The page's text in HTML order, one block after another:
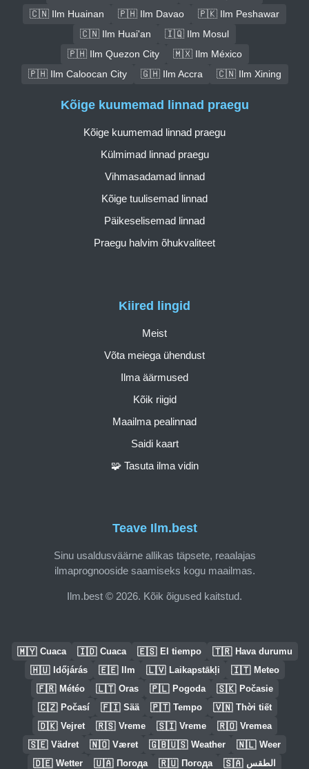
🇨🇳 Ilm Huainan
🇵🇭 Ilm Davao
🇵🇰 Ilm Peshawar
🇨🇳 Ilm Huai'an
🇮🇶 Ilm Mosul
🇵🇭 Ilm Quezon City
🇲🇽 Ilm México
🇵🇭 Ilm Caloocan City
🇬🇭 Ilm Accra 🇨🇳 Ilm Xining
Teave Ilm.best
Sinu usaldusväärne allikas täpsete, reaalajas
ilmaprognooside saamiseks kogu maailmas.
Ilm.best © 2026. Kõik õigused kaitstud.
Kiired lingid
Meist
Võta meiega ühendust
Ilma äärmused
Kõik riigid
Maailma pealinnad
Saidi kaart
🧩 Tasuta ilma vidin
Kõige kuumemad linnad praegu
Kõige kuumemad linnad praegu
Külmimad linnad praegu
Vihmasadamad linnad
Kõige tuulisemad linnad
Päikeselisemad linnad
Praegu halvim õhukvaliteet
🇲🇾 Cuaca 🇮🇩 Cuaca 🇪🇸 El tiempo 🇹🇷 Hava durumu
🇭🇺 Időjárás 🇪🇪 Ilm 🇱🇻 Laikapstākļi 🇮🇹 Meteo
🇫🇷 Météo 🇱🇹 Oras 🇵🇱 Pogoda 🇸🇰 Počasie
🇨🇿 Počasí 🇫🇮 Sää 🇵🇹 Tempo 🇻🇳 Thời tiết
🇩🇰 Vejret 🇷🇸 Vreme 🇸🇮 Vreme 🇷🇴 Vremea
🇸🇪 Vädret 🇳🇴 Været 🇬🇧🇺🇸 Weather 🇳🇱 Weer
🇩🇪 Wetter 🇺🇦 Погода 🇷🇺 Погода 🇸🇦 الطقس